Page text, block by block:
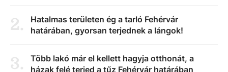
2.
Hatalmas területen ég a tarló Fehérvár
határában, gyorsan terjednek a lángok!
3.
Több lakó már el kellett hagyja otthonát, a
házak felé terjed a tűz Fehérvár határában